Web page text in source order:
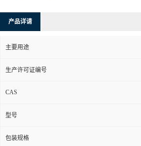
产品详请
主要用途
生产许可证编号
CAS
型号
包装规格